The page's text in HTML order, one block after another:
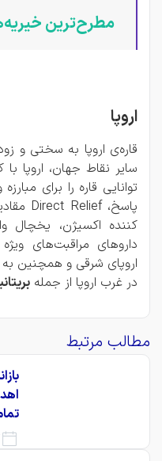
مطرح‌ترین خیریه‌های مروج واکسیناسیون
اروپا
توانایی قاره را برای
کننده اکسیژن، یخچال
داروهای مراقبت‌های
اروپای شرقی و همچنین
در غرب اروپا از جمله
مطالب مرتبط